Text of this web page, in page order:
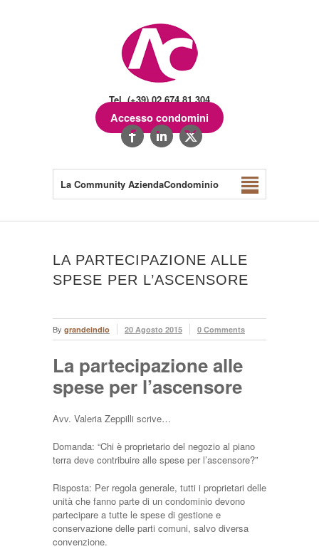
Tel. (+39) 02.674.81.304
Accesso condomini
La Community AziendaCondominio
LA PARTECIPAZIONE ALLE
SPESE PER L’ASCENSORE
By grandeindio 20 Agosto 2015 0 Comments
La partecipazione alle
spese per l’ascensore
Avv. Valeria Zeppilli scrive…
Domanda: “Chi è proprietario del negozio al piano
terra deve contribuire alle spese per l’ascensore?”
Risposta: Per regola generale, tutti i proprietari delle
unità che fanno parte di un condominio devono
partecipare a tutte le spese di gestione e
conservazione delle parti comuni, salvo diversa
convenzione.